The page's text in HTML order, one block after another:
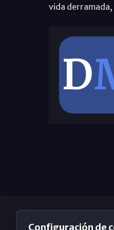
vida derramada,
Configuración de